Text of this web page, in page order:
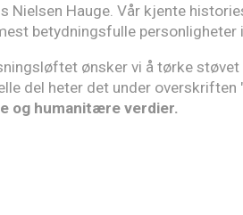
Nielsen Hauge. Vår kjente
betydningsfulle personligheter
ønsker vi å tørke støvet
del heter det under overskriften
og humanitære verdier.